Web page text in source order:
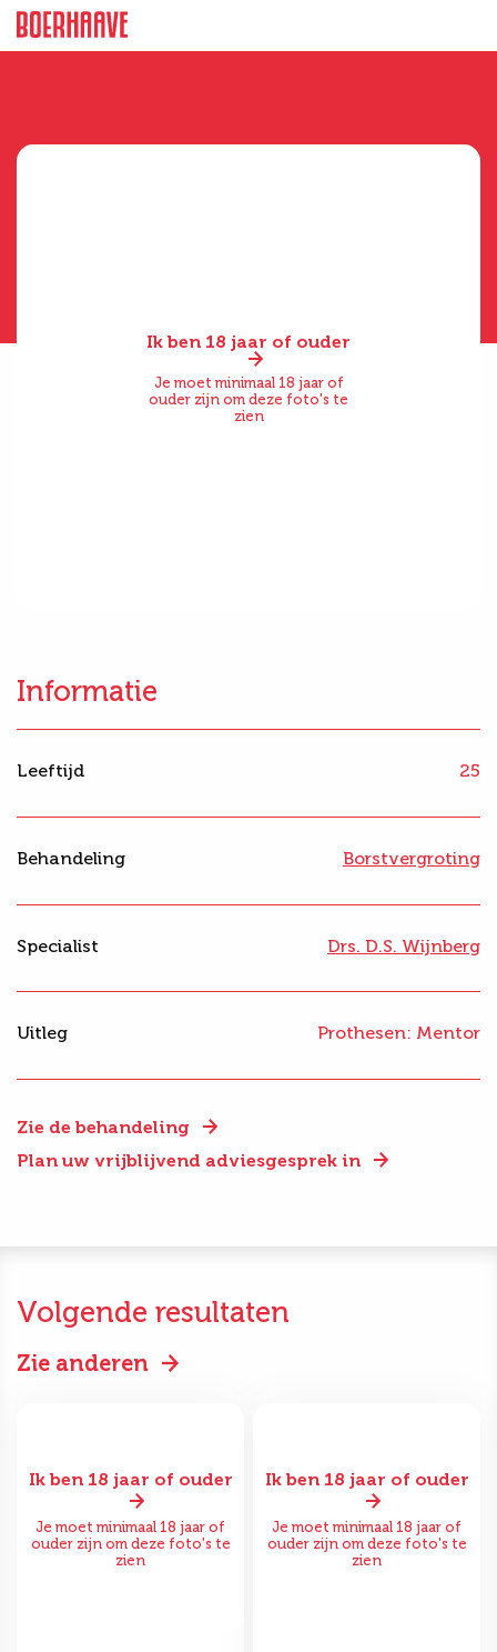
Ik ben 18 jaar of ouder
Je moet minimaal 18 jaar of
ouder zijn om deze foto's te
zien
Zie de behandeling
Plan uw vrijblijvend adviesgesprek in
Informatie
Leeftijd 25
Behandeling Borstvergroting
Specialist Drs. D.S. Wijnberg
Uitleg Prothesen: Mentor
Volgende resultaten
Zie anderen
Ik ben 18 jaar of ouder
Je moet minimaal 18 jaar of
ouder zijn om deze foto's te
zien
Ik ben 18 jaar of ouder
Je moet minimaal 18 jaar of
ouder zijn om deze foto's te
zien